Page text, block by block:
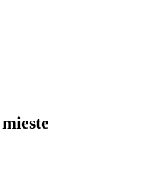
mieste